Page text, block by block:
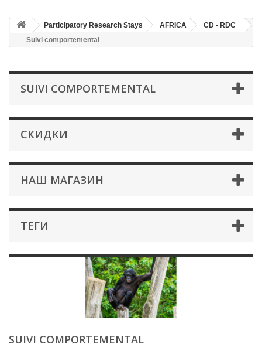
Participatory Research Stays AFRICA
CD - RDC
Suivi comportemental
SUIVI COMPORTEMENTAL
СКИДКИ
НАШ МАГАЗИН
ТЕГИ
SUIVI COMPORTEMENTAL